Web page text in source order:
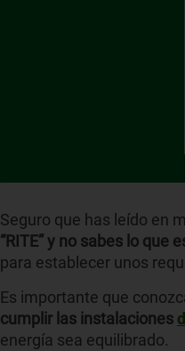
Seguro que has leído en
“RITE” y no sabes lo que
para establecer unos
Es importante que
cumplir las instalaciones
energía sea equilibrado.